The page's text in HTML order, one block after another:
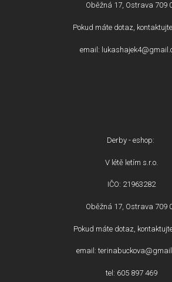
Oběžná 17, Ostrava 709
Pokud máte dotaz,
email:
Derby - eshop:
V létě letím s.r.o.
IČO: 21963282
Oběžná 17, Ostrava 709
Pokud máte dotaz,
email:
tel: 605 897 469